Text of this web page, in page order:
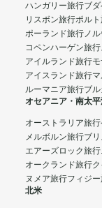
ハンガリー旅行ブ
リスボン旅行ポル
ポーランド旅行ノ
コペンハーゲン旅行
アイルランド旅行
アイスランド旅行
ルーマニア旅行ブ
オセアニア・南太
オーストラリア旅行
メルボルン旅行ブ
エアーズロック旅行
オークランド旅行
ヌメア旅行フィジ
北米